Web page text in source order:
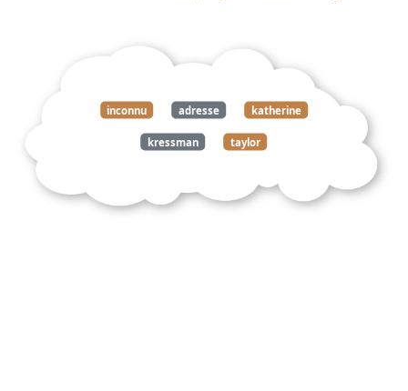
inconnu adresse katherine
kressman taylor